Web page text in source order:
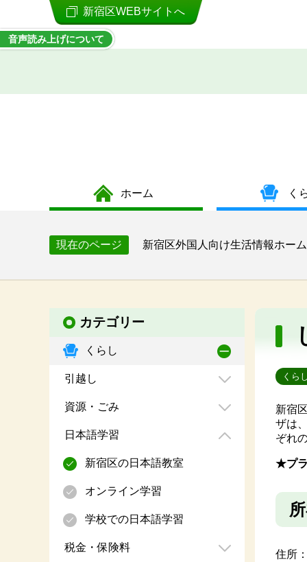
音声読み上げについて
新宿区WEBサイトへ
ホーム く
現在のページ 新宿区外国人向け生活情報ホー
カテゴリー
くらし
引越し
資源・ごみ
日本語学習
新宿区の日本語教室
オンライン学習
学校での日本語学習
税金・保険料
くら
新宿
ザは
ぞれ
★プ
住所